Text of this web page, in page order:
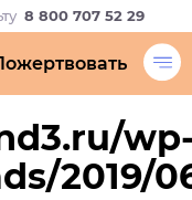
8 800 707 52 29
2019/